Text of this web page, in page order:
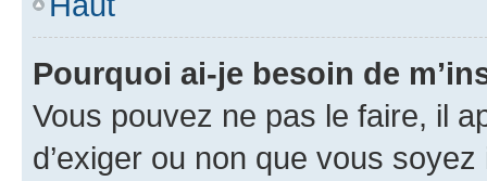
Pourquoi ai-je besoin de
Vous pouvez ne pas le faire, il
d’exiger ou non que vous